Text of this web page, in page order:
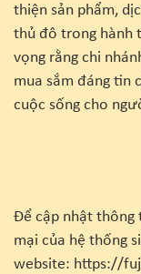
thiện sản phẩm,
thủ đô trong hành
vọng rằng chi
mua sắm đáng tin
cuộc sống cho
Để cập nhật thông
mại của hệ thống
website: https://